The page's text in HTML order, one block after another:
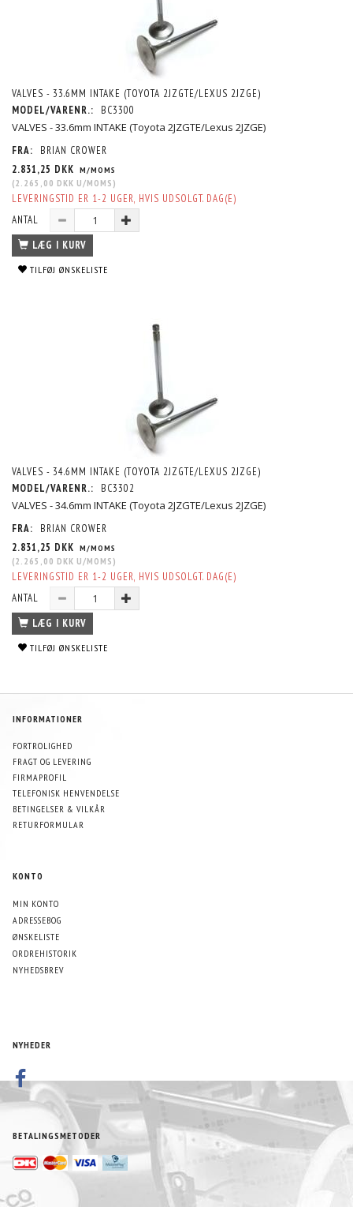
VALVES - 33.6MM INTAKE (TOYOTA 2JZGTE/LEXUS 2JZGE)
MODEL/VARENR.:
BC3300
VALVES - 33.6mm INTAKE (Toyota 2JZGTE/Lexus 2JZGE)
FRA:
BRIAN CROWER
2.831,25 DKK M/MOMS
(2.265,00 DKK U/MOMS )
LEVERINGSTID ER 1-2 UGER, HVIS UDSOLGT. DAG(E)
ANTAL
LÆG I KURV
TILFØJ ØNSKELISTE
VALVES - 34.6MM INTAKE (TOYOTA 2JZGTE/LEXUS 2JZGE)
MODEL/VARENR.:
BC3302
VALVES - 34.6mm INTAKE (Toyota 2JZGTE/Lexus 2JZGE)
FRA:
BRIAN CROWER
2.831,25 DKK M/MOMS
(2.265,00 DKK U/MOMS )
LEVERINGSTID ER 1-2 UGER, HVIS UDSOLGT. DAG(E)
ANTAL
LÆG I KURV
TILFØJ ØNSKELISTE
INFORMATIONER
FORTROLIGHED
FRAGT OG LEVERING
FIRMAPROFIL
TELEFONISK HENVENDELSE
BETINGELSER & VILKÅR
RETURFORMULAR
KONTO
MIN KONTO
ADRESSEBOG
ØNSKELISTE
ORDREHISTORIK
NYHEDSBREV
NYHEDER
BETALINGSMETODER